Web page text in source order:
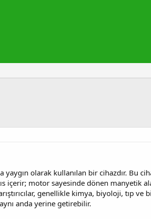
yaygın olarak kullanılan bir cihazdır. Bu
içerir; motor sayesinde dönen manyetik
genellikle kimya, biyoloji, tıp ve
anda yerine getirebilir.